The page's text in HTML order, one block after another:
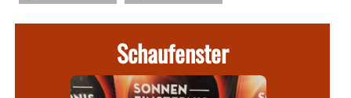
Schaufenster